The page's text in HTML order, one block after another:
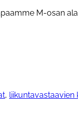
M-osan
, liikuntavastaavien